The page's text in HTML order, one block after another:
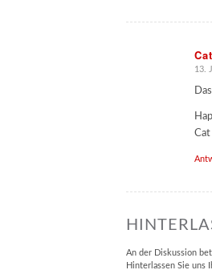
Cat
13.
Cat
An der Diskussion
Hinterlassen Sie uns